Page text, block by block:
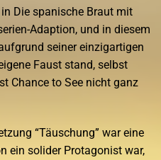
Die spanische Braut mit
Adaption, und in diesem
seiner einzigartigen
Faust stand, selbst
Chance to See nicht ganz
“Täuschung” war eine
ein solider Protagonist war,